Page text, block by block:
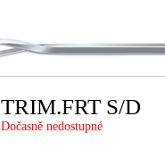
TRIM.FRT S/D
Dočasně nedostupné